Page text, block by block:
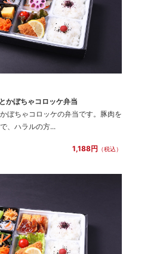
かぼちゃコロッケ弁当
ぼちゃコロッケの弁当です。豚肉を
、ハラルの方...
1,188円 （税込）